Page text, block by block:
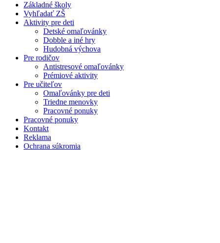
Základné školy
Vyhľadať ZŠ
Aktivity pre deti
Detské omaľovánky
Dobble a iné hry
Hudobná výchova
Pre rodičov
Antistresové omaľovánky
Prémiové aktivity
Pre učiteľov
Omaľovánky pre deti
Triedne menovky
Pracovné ponuky
Pracovné ponuky
Kontakt
Reklama
Ochrana súkromia